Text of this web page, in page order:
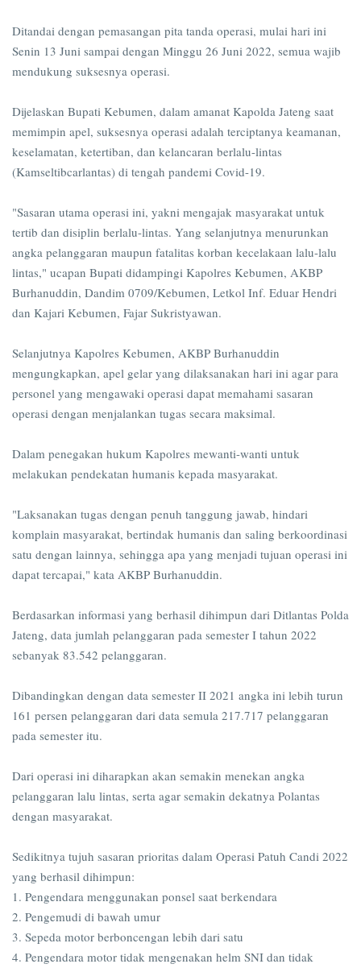
Ditandai dengan pemasangan pita tanda operasi, mulai hari ini
Senin 13 Juni sampai dengan Minggu 26 Juni 2022, semua wajib
mendukung suksesnya operasi.
Dijelaskan Bupati Kebumen, dalam amanat Kapolda Jateng saat
memimpin apel, suksesnya operasi adalah terciptanya keamanan,
keselamatan, ketertiban, dan kelancaran berlalu-lintas
(Kamseltibcarlantas) di tengah pandemi Covid-19.
"Sasaran utama operasi ini, yakni mengajak masyarakat untuk
tertib dan disiplin berlalu-lintas. Yang selanjutnya menurunkan
angka pelanggaran maupun fatalitas korban kecelakaan lalu-lalu
lintas," ucapan Bupati didampingi Kapolres Kebumen, AKBP
Burhanuddin, Dandim 0709/Kebumen, Letkol Inf. Eduar Hendri
dan Kajari Kebumen, Fajar Sukristyawan.
Selanjutnya Kapolres Kebumen, AKBP Burhanuddin
mengungkapkan, apel gelar yang dilaksanakan hari ini agar para
personel yang mengawaki operasi dapat memahami sasaran
operasi dengan menjalankan tugas secara maksimal.
Dalam penegakan hukum Kapolres mewanti-wanti untuk
melakukan pendekatan humanis kepada masyarakat.
"Laksanakan tugas dengan penuh tanggung jawab, hindari
komplain masyarakat, bertindak humanis dan saling berkoordinasi
satu dengan lainnya, sehingga apa yang menjadi tujuan operasi ini
dapat tercapai," kata AKBP Burhanuddin.
Berdasarkan informasi yang berhasil dihimpun dari Ditlantas Polda
Jateng, data jumlah pelanggaran pada semester I tahun 2022
sebanyak 83.542 pelanggaran.
Dibandingkan dengan data semester II 2021 angka ini lebih turun
161 persen pelanggaran dari data semula 217.717 pelanggaran
pada semester itu.
Dari operasi ini diharapkan akan semakin menekan angka
pelanggaran lalu lintas, serta agar semakin dekatnya Polantas
dengan masyarakat.
Sedikitnya tujuh sasaran prioritas dalam Operasi Patuh Candi 2022
yang berhasil dihimpun:
1. Pengendara menggunakan ponsel saat berkendara
2. Pengemudi di bawah umur
3. Sepeda motor berboncengan lebih dari satu
4. Pengendara motor tidak mengenakan helm SNI dan tidak